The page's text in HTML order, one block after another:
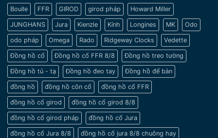
tế
và
sang
trọng
chọn
đồng
hồ
cho
nam
cổ
tay
nhỏ
Boulle FFR GIROD girod pháp Howard Miller
JUNGHANS Jura Kienzle Kính Longines MK Odo
odo pháp Omega Rado Ridgeway Clocks Vedette
Đồng hồ cổ Đồng hồ cổ FFR 8/8 Đồng hồ treo tường
Đồng hồ tủ - tạ Đồng hồ đeo tay Đồng hồ để bàn
đồng hồ đồng hồ côn cổ đồng hồ cổ FFR
đồng hồ cổ girod đồng hồ cổ girod 8/8
đồng hồ cổ girod pháp đồng hồ cổ Jura
đồng hồ cổ Jura 8/8 đồng hồ cổ jura 8/8 chuông hay